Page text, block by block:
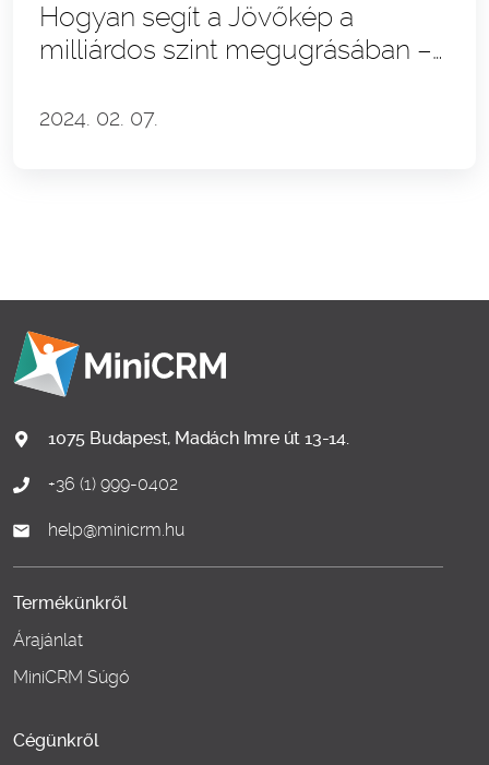
Hogyan segít a Jövőkép a
milliárdos szint megugrásában –
Botond
2024. 02. 07.
1075 Budapest, Madách Imre út 13-14.
+36 (1) 999-0402
help@minicrm.hu
Termékünkről
Árajánlat
MiniCRM Súgó
Cégünkről